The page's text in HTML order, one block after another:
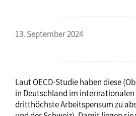
13. September 2024
Laut OECD-Studie haben diese
in Deutschland im internationalen
dritthöchste Arbeitspensum zu